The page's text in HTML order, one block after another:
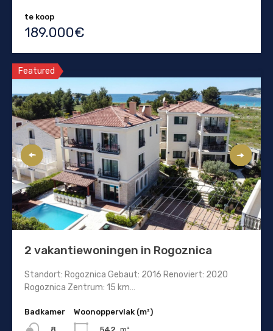
te koop
189.000€
Featured
2 vakantiewoningen in Rogoznica
Standort: Rogoznica Gebaut: 2016 Renoviert: 2020
Rogoznica Zentrum: 15 km…
Badkamer
Woonoppervlak (m²)